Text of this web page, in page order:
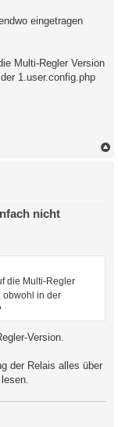
eingetragen
Multi-Regler Version
1.user.config.php
nicht
die Multi-Regler
obwohl in der
Version.
der Relais alles über